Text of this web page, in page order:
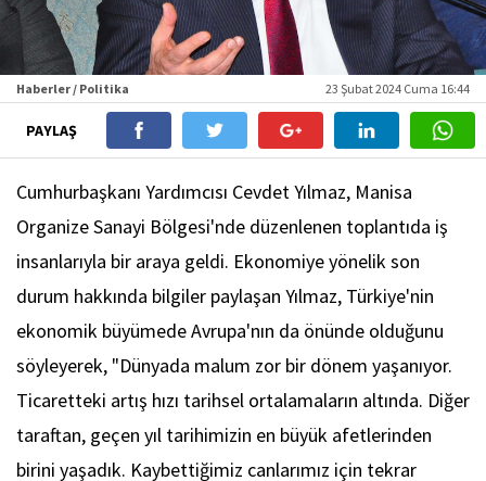
Haberler / Politika 23 Şubat 2024 Cuma 16:44
PAYLAŞ
Cumhurbaşkanı Yardımcısı Cevdet Yılmaz, Manisa
Organize Sanayi Bölgesi'nde düzenlenen toplantıda iş
insanlarıyla bir araya geldi. Ekonomiye yönelik son
durum hakkında bilgiler paylaşan Yılmaz, Türkiye'nin
ekonomik büyümede Avrupa'nın da önünde olduğunu
söyleyerek, "Dünyada malum zor bir dönem yaşanıyor.
Ticaretteki artış hızı tarihsel ortalamaların altında. Diğer
taraftan, geçen yıl tarihimizin en büyük afetlerinden
birini yaşadık. Kaybettiğimiz canlarımız için tekrar